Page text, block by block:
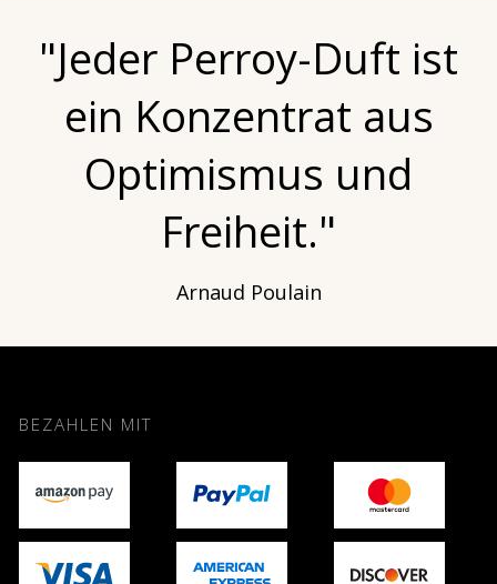
"Jeder Perroy-Duft ist
ein Konzentrat aus
Optimismus und
Freiheit."
Arnaud Poulain
BEZAHLEN MIT